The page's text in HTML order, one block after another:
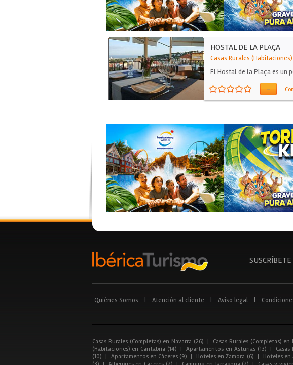
HOSTAL DE LA PLAÇA
Casas Rurales
El Hostal de la Plaça es un
-
Quiénes Somos Atención al cliente Aviso legal
Casas Rurales (Completas) en Navarra (26) | Casas Rurales (Completas) en
(Habitaciones) en Cantabria (14)
| Apartamentos en Asturias (13) |
(10)
| Apartamentos en Cáceres (9) | Hoteles en Zamora (6) | Hoteles en